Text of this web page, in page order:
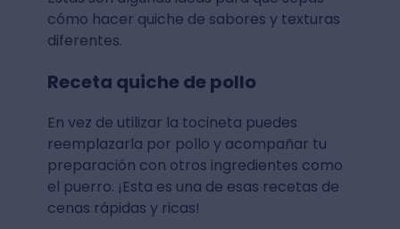
cómo hacer quiche de sabores y texturas
diferentes.
Receta quiche de pollo
En vez de utilizar la tocineta puedes
reemplazarla por pollo y acompañar tu
preparación con otros ingredientes como
el puerro. ¡Esta es una de esas recetas de
cenas rápidas y ricas!